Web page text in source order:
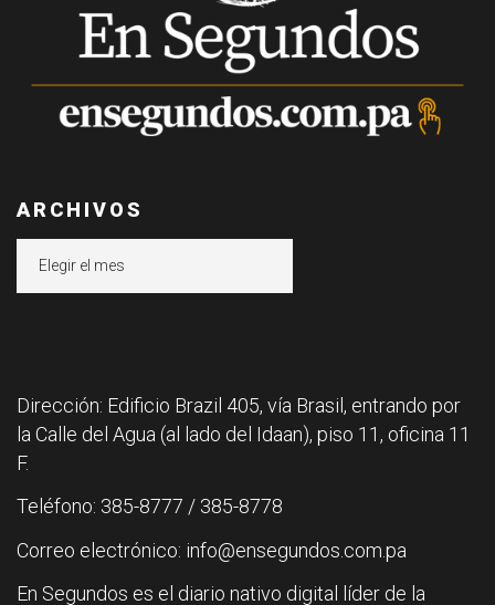
ARCHIVOS
Dirección: Edificio Brazil 405, vía Brasil, entrando por
la Calle del Agua (al lado del Idaan), piso 11, oficina 11
F.
Teléfono: 385-8777 / 385-8778
Correo electrónico: info@ensegundos.com.pa
En Segundos es el diario nativo digital líder de la